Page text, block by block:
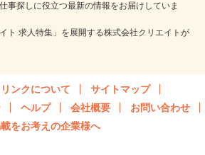
事探しに役立つ最新の情報をお届けしていま
ト 求人特集」を展開する株式会社クリエイトが
リンクについて
サイトマップ
ヘルプ 会社概要
お問い合わせ
をお考えの企業様へ